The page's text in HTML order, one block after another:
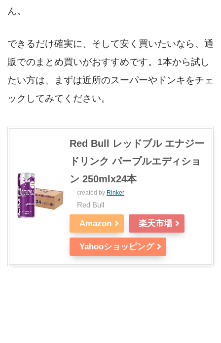
ん。
できるだけ確実に、そして安く買いたいなら、通
販でのまとめ買いがおすすめです。1本から試し
たい方は、まずは近所のスーパーやドンキをチェ
ックしてみてください。
Red Bull レッドブル エナジー
ドリンク パープルエディショ
ン 250mlx24本
created by Rinker
Red Bull
Amazon 楽天市場
Yahooショッピング